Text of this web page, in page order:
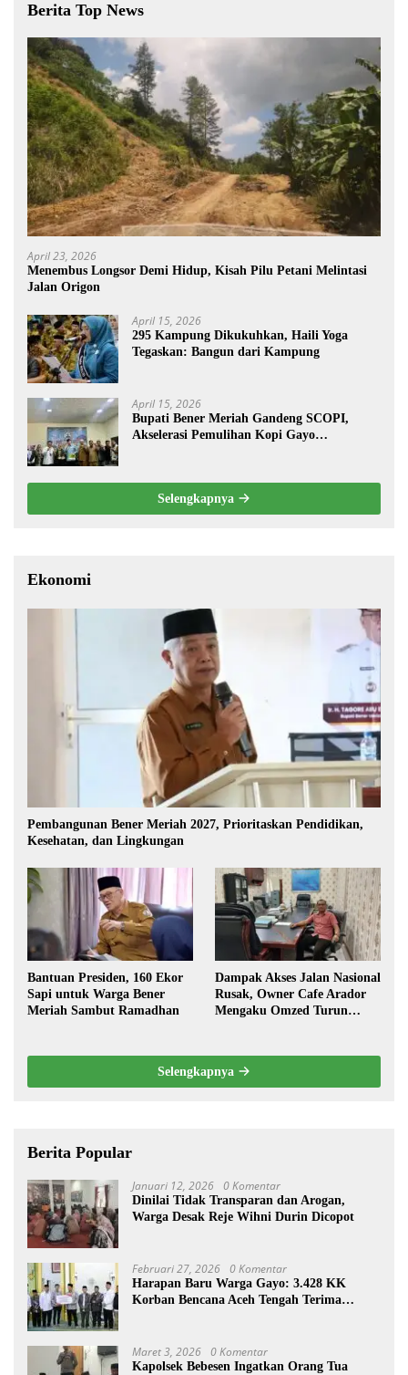
Berita Top News
April 23, 2026
Menembus Longsor Demi Hidup, Kisah Pilu Petani Melintasi
Jalan Origon
April 15, 2026
295 Kampung Dikukuhkan, Haili Yoga
Tegaskan: Bangun dari Kampung
April 15, 2026
Bupati Bener Meriah Gandeng SCOPI,
Akselerasi Pemulihan Kopi Gayo
Selengkapnya
Ekonomi
Pembangunan Bener Meriah 2027, Prioritaskan Pendidikan,
Kesehatan, dan Lingkungan
Bantuan Presiden, 160 Ekor
Sapi untuk Warga Bener
Meriah Sambut Ramadhan
Dampak Akses Jalan Nasional
Rusak, Owner Cafe Arador
Mengaku Omzed Turun
Selengkapnya
Berita Popular
Januari 12, 2026 0 Komentar
Dinilai Tidak Transparan dan Arogan,
Warga Desak Reje Wihni Durin Dicopot
Februari 27, 2026 0 Komentar
Harapan Baru Warga Gayo: 3.428 KK
Korban Bencana Aceh Tengah Terima
Maret 3, 2026 0 Komentar
Kapolsek Bebesen Ingatkan Orang Tua